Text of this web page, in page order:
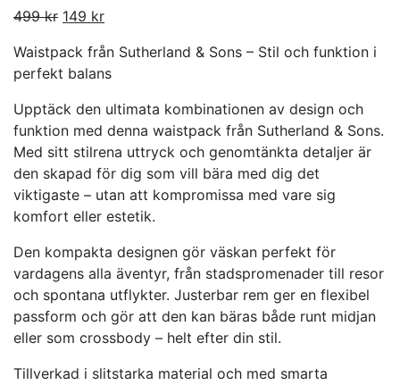
499kr 149 kr
Waistpack från Sutherland & Sons – Stil och funktion i
perfekt balans
Upptäck den ultimata kombinationen av design och
funktion med denna waistpack från Sutherland & Sons.
Med sitt stilrena uttryck och genomtänkta detaljer är
den skapad för dig som vill bära med dig det
viktigaste – utan att kompromissa med vare sig
komfort eller estetik.
Den kompakta designen gör väskan perfekt för
vardagens alla äventyr, från stadspromenader till resor
och spontana utflykter. Justerbar rem ger en flexibel
passform och gör att den kan bäras både runt midjan
eller som crossbody – helt efter din stil.
Tillverkad i slitstarka material och med smarta